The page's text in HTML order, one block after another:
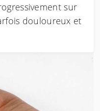
sur
douloureux et